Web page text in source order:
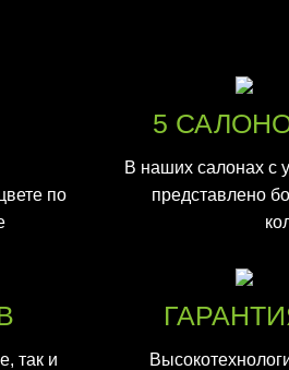
по
5
В наших салонах с
представлено
так и